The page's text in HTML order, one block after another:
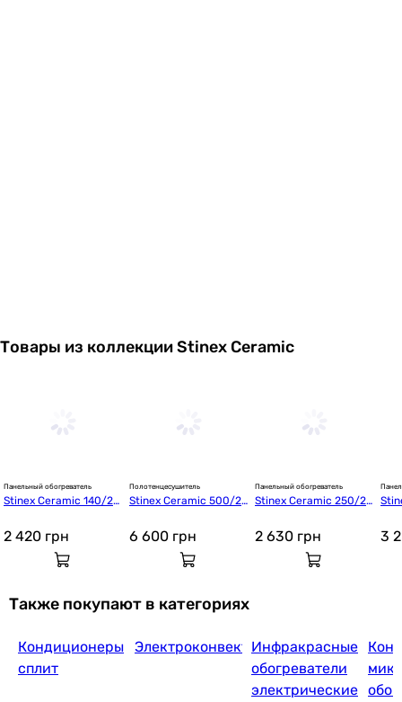
Товары из коллекции Stinex Ceramic
Панельный обогреватель
Stinex Ceramic 140/22
2 420 грн
Полотенцесушитель
Stinex Ceramic 500/22
6 600 грн
Панельный обогреватель
Stinex Ceramic 250/22
ontal
2 630 грн 3
Также покупают в категориях
Кондиционеры
сплит
ЭлектроконвекторыИнфракрасные
обогреватели
электрические